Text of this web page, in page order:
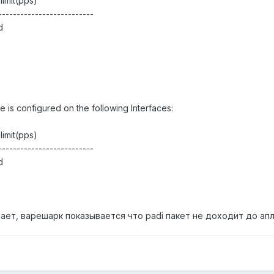
is configured on the following Interfaces:
варешарк показывается что padi пакет не доходит до